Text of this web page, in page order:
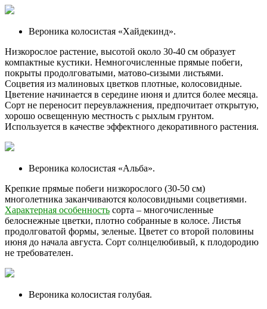
Вероника колосистая «Хайдекинд».
Низкорослое растение, высотой около 30-40 см образует
компактные кустики. Немногочисленные прямые побеги,
покрыты продолговатыми, матово-сизыми листьями.
Соцветия из малиновых цветков плотные, колосовидные.
Цветение начинается в середине июня и длится более месяца.
Сорт не переносит переувлажнения, предпочитает открытую,
хорошо освещенную местность с рыхлым грунтом.
Используется в качестве эффектного декоративного растения.
Вероника колосистая «Альба».
Крепкие прямые побеги низкорослого (30-50 см)
многолетника заканчиваются колосовидными соцветиями.
Характерная особенность сорта – многочисленные
белоснежные цветки, плотно собранные в колосе. Листья
продолговатой формы, зеленые. Цветет со второй половины
июня до начала августа. Сорт солнцелюбивый, к плодородию
не требователен.
Вероника колосистая голубая.